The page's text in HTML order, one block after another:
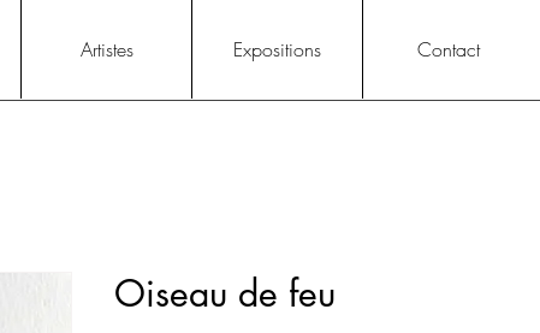
Artistes Expositions Contact
Oiseau de feu